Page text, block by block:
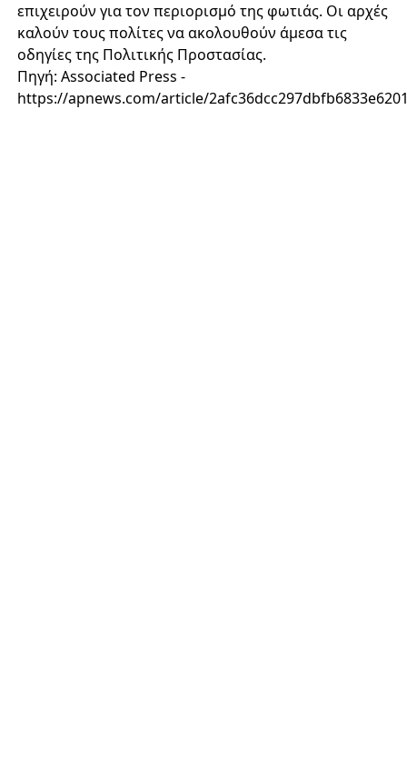
επιχειρούν για τον περιορισμό της φωτιάς. Οι αρχές
καλούν τους πολίτες να ακολουθούν άμεσα τις
οδηγίες της Πολιτικής Προστασίας.
Πηγή: Associated Press -
https://apnews.com/article/